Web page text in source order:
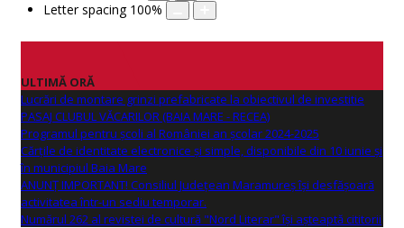
Letter spacing 100%
ULTIMĂ ORĂ
Lucrări de montare grinzi prefabricate la obiectivul de investitie
PASAJ CLUBUL VĂCARILOR (BAIA MARE - RECEA)
Programul pentru școli al României an școlar 2024-2025
Cărțile de identitate electronice și simple, disponibile din 10 iunie și
în municipiul Baia Mare
ANUNŢ IMPORTANT! Consiliul Județean Maramureș își desfășoară
activitatea într-un sediu temporar.
Numărul 262 al revistei de cultură "Nord Literar" își așteaptă cititorii